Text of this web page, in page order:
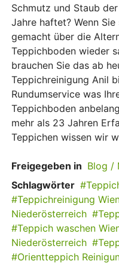
Schmutz und Staub
Jahre haftet? Wenn
gemacht über die
Teppichboden wieder
brauchen Sie das ab
Teppichreinigung Anil
Rundumservice was
Teppichboden
mehr als 23 Jahren
Teppichen wissen wir
Freigegeben in Blog /
Schlagwörter
Teppichreinigung
Niederösterreich
Teppich waschen
Niederösterreich
Orientteppich